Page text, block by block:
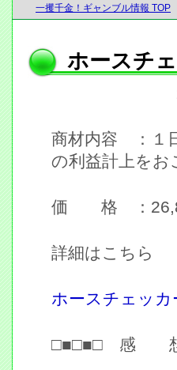
一攫千金！ギャンブル情報 TOP
ホースチ
商材内容 ：１
の利益計上をお
価 格 ：
詳細はこちら
ホースチェッカ
□■□■□ 感